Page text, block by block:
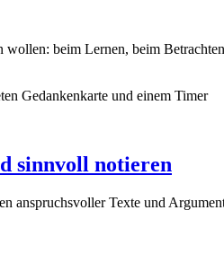
wollen: beim Lernen, beim
sinnvoll notieren
anspruchsvoller Texte und